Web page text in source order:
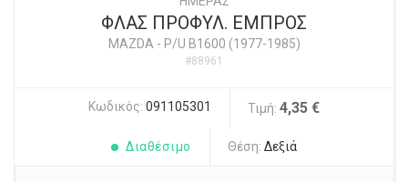
ΦΛΑΣ ΠΡΟΦΥΛ. ΕΜΠΡΟΣ
MAZDA- P/U B1600 (1977-1985)
#88961
Κωδικός: 091105301 Τιμή: 4,35 €
Διαθέσιμο Θέση: Δεξιά